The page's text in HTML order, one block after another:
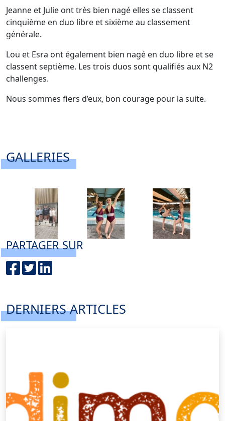
Jeanne et Julie ont très bien nagé elles se classent
cinquième en duo libre et sixième au classement
générale.
Lou et Esra ont également bien nagé en duo libre et se
classent septième. Les trois duos sont qualifiés aux N2
challenges.
Nous sommes fiers d’eux, bon courage pour la suite.
GALLERIES
PARTAGER SUR
DERNIERS ARTICLES